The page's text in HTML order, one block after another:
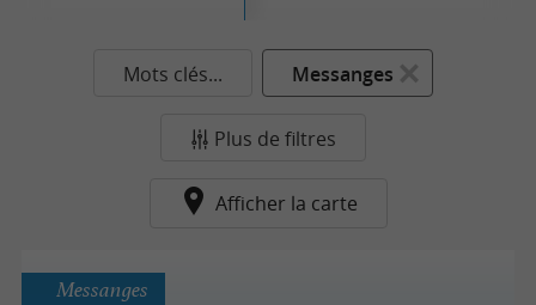
Mots clés... Messanges
Plus de filtres
Afficher la carte
Messanges